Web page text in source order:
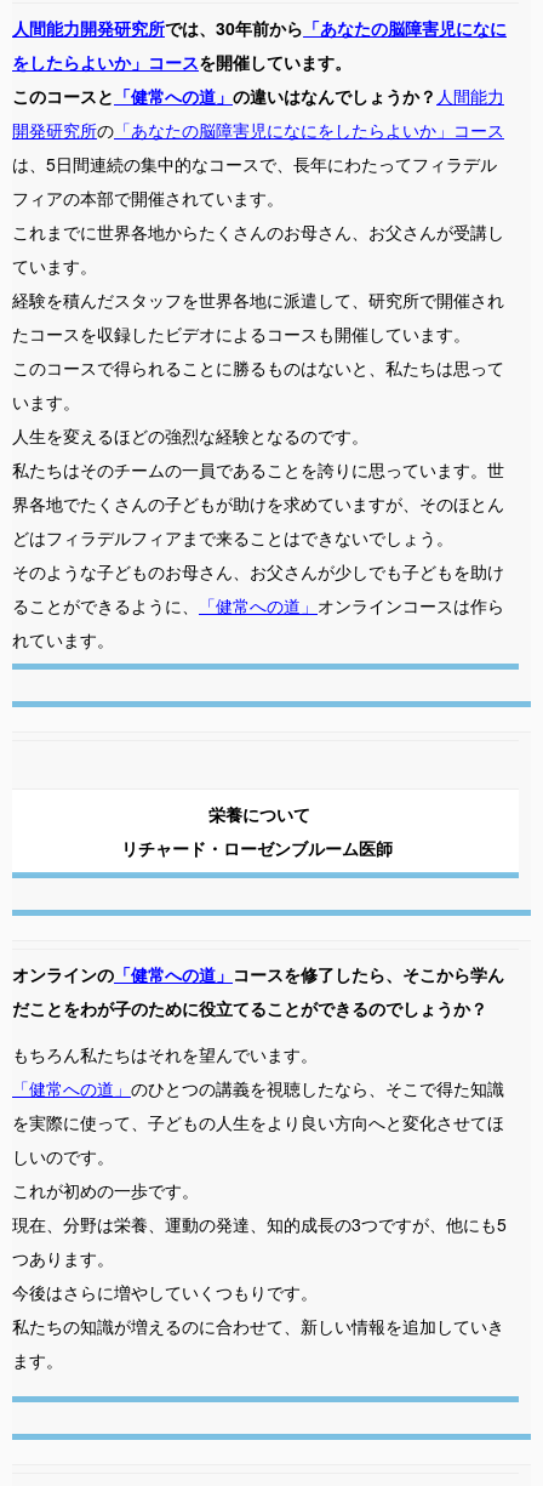
人間能力開発研究所では、30年前から 「あなたの脳障害児になに
をしたらよいか」コースを開催しています。
このコースと 「健常への道」 の違いはなんでしょうか？ 人間能力
開発研究所の 「あなたの脳障害児になにをしたらよいか」コース
は、5日間連続の集中的なコースで、長年にわたってフィラデル
フィアの本部で開催されています。
これまでに世界各地からたくさんのお母さん、お父さんが受講し
ています。
経験を積んだスタッフを世界各地に派遣して、研究所で開催され
たコースを収録したビデオによるコースも開催しています。
このコースで得られることに勝るものはないと、私たちは思って
います。
人生を変えるほどの強烈な経験となるのです。
私たちはそのチームの一員であることを誇りに思っています。 世
界各地でたくさんの子どもが助けを求めていますが、そのほとん
どはフィラデルフィアまで来ることはできないでしょう。
そのような子どものお母さん、お父さんが少しでも子どもを助け
ることができるように、
「健常への道」 オンラインコースは作ら
れています。
栄養について
リチャード・ローゼンブルーム医師
オンラインの 「健常への道」 コースを修了したら、そこから学ん
だことをわが子のために役立てることができるのでしょうか？
もちろん私たちはそれを望んでいます。
「健常への道」 のひとつの講義を視聴したなら、そこで得た知識
を実際に使って、子どもの人生をより良い方向へと変化させてほ
しいのです。
これが初めの一歩です。
現在、分野は栄養、運動の発達、知的成長の3つですが、他にも5
つあります。
今後はさらに増やしていくつもりです。
私たちの知識が増えるのに合わせて、新しい情報を追加していき
ます。